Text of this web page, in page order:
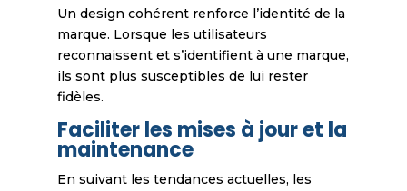
Un design cohérent renforce l’identité de la
marque. Lorsque les utilisateurs
reconnaissent et s’identifient à une marque,
ils sont plus susceptibles de lui rester
fidèles.
Faciliter les mises à jour et la
maintenance
En suivant les tendances actuelles, les